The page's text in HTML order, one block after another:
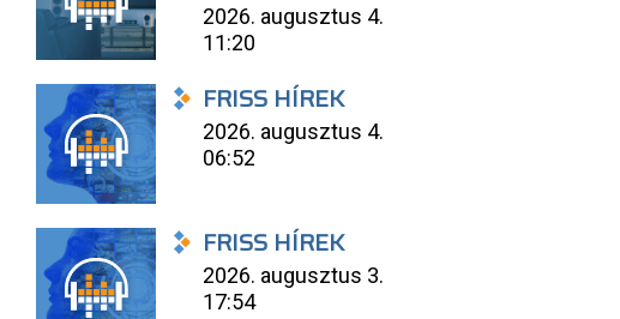
2026. augusztus 4.
11:20
FRISS HÍREK
2026. augusztus 4.
06:52
FRISS HÍREK
2026. augusztus 3.
17:54